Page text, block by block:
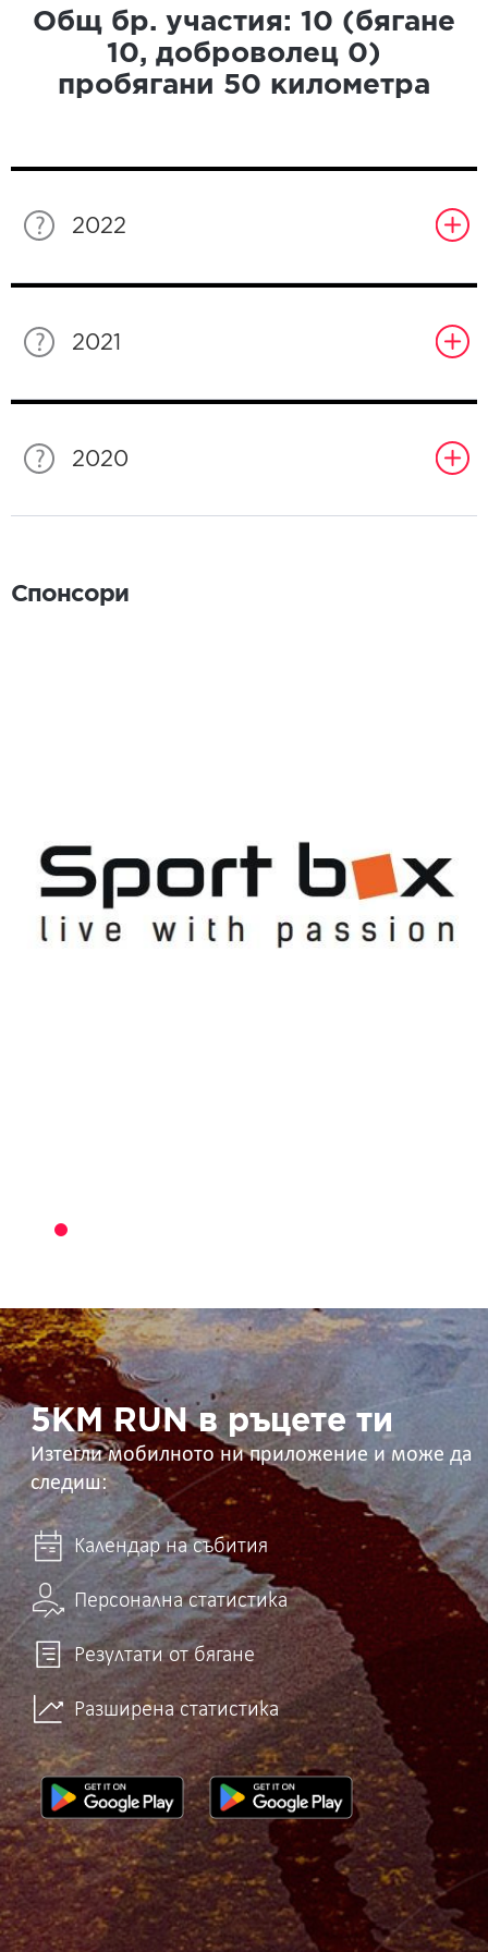
Общ бр. участия: 10 (бягане
10, доброволец 0)
пробягани 50 километра
2022
2021
2020
Спонсори
5KM
RUN
в
ръцете
ти 5KM RUN в ръцете ти
Изтегли мобилното ни приложение и може да
следиш:
Календар на събития
Персонална статистика
Резултати от бягане
Разширена статистика